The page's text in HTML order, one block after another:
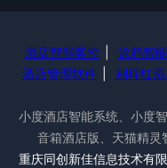
酒店智能客控 涂鸦智
酒店管理软件
别样红
小度酒店智能系统、小度
音箱酒店版、天猫精灵
重庆同创新佳信息技术有